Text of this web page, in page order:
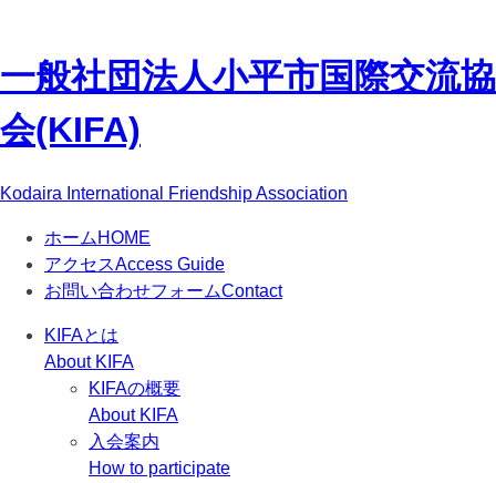
一般社団法人小平市国際交流協
会(KIFA)
Kodaira International Friendship Association
ホーム HOME
アクセスAccess Guide
お問い合わせフォームContact
KIFAとは
About KIFA
KIFAの概要
About KIFA
入会案内
How to participate